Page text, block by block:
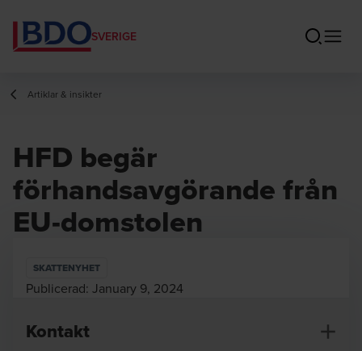
SVERIGE
Artiklar & insikter
HFD begär
förhandsavgörande från
EU-domstolen
SKATTENYHET
Publicerad: January 9, 2024
Kontakt